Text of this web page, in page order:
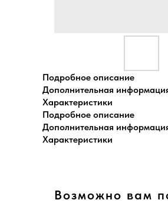
Подробное описание
Дополнительная
Характеристики
Подробное описание
Дополнительная
Характеристики
Возможно вам